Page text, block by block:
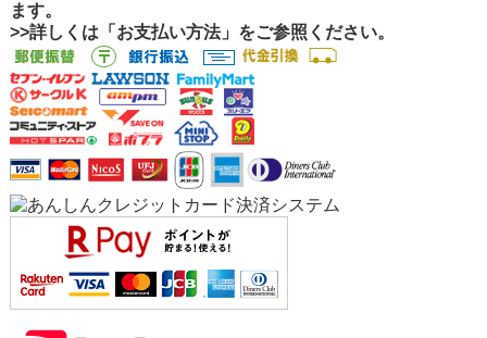
ます。
>>詳しくは「お支払い方法」をご参照ください。